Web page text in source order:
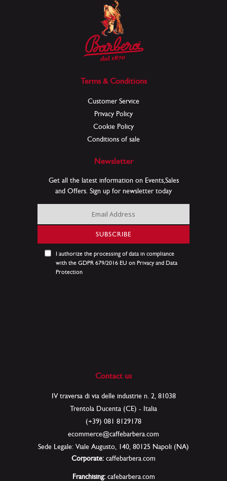
Terms & Conditions
Customer Service
Privacy Policy
Cookie Policy
Conditions of sale
Newsletter
Get all the latest information on Events,Sales
and Offers. Sign up for newsletter today
Sign
Up
for
Newsletter:
SUBSCRIBE
I authorize the processing of data in compliance
with the GDPR 679/2016 EU on Privacy and Data
Protection
Contact us
IV traversa di via delle industrie n. 2, 81038
Trentola Ducenta (CE) - Italia
(+39) 081 8129178
ecommerce@caffebarbera.com
Sede Legale: Viale Augusto, 140, 80125 Napoli (NA)
Corporate: caffebarbera.com
Franchising: cafebarbera.com